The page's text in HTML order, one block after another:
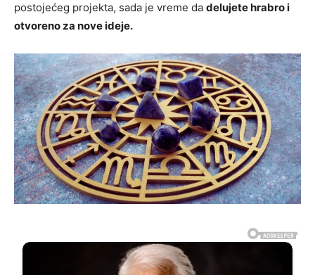
postojećeg projekta, sada je vreme da delujete hrabro i
otvoreno za nove ideje.